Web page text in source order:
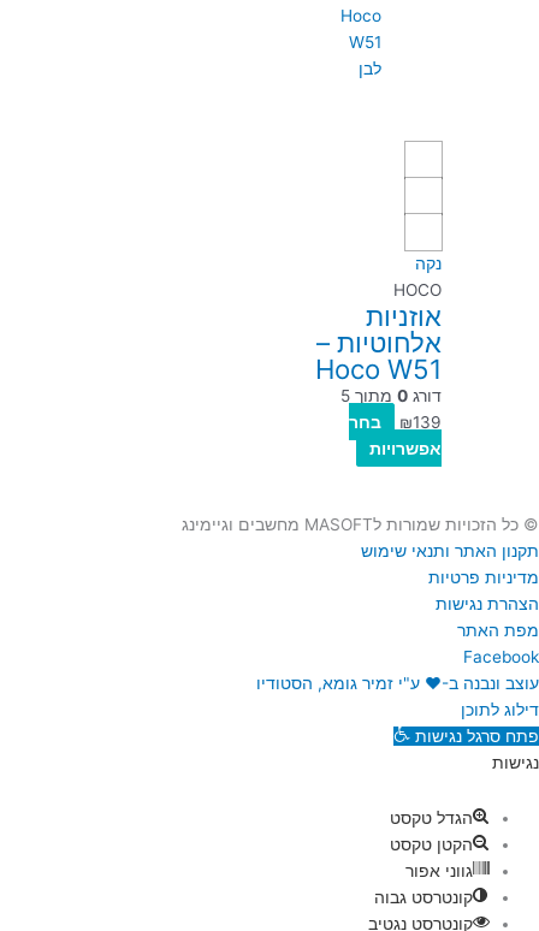
נקה
HOCO
אוזניות
אלחוטיות –
Hoco W51
דורג0 מתוך 5
₪139
בחר
אפשרויות
לבחור
את
© כל הזכויות שמורות לMASOFT מחשבים וגיימינג
תקנון האתר ותנאי שימוש
מדיניות פרטיות
הצהרת נגישות
מפת האתר
Facebook
עוצב ונבנה ב-♥︎ ע"י זמיר גומא, הסטודיו
דילוג לתוכן
פתח סרגל נגישות
נגישות
הגדל טקסט
הקטן טקסט
גווני אפור
קונטרסט גבוה
קונטרסט נגטיב